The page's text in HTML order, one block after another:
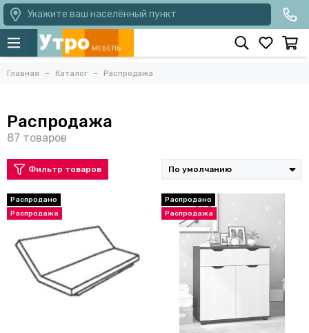
Укажите ваш населённый пункт
Главная Каталог Распродажа
Распродажа
Фильтр товаров